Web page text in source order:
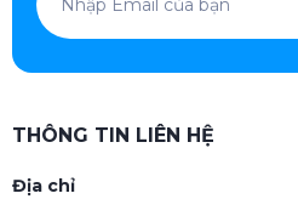
THÔNG TIN LIÊN HỆ
Địa chỉ